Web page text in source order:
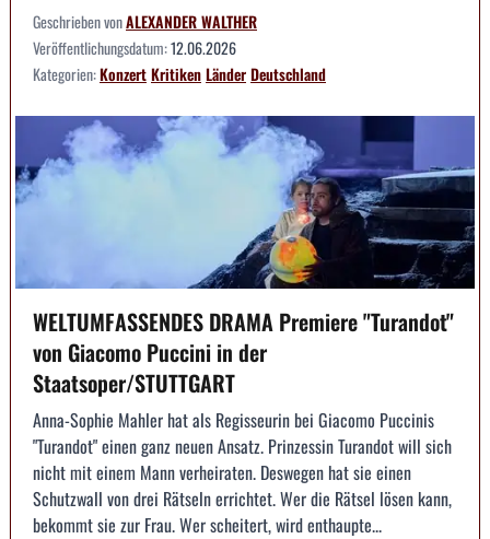
Geschrieben vonALEXANDER WALTHER
Veröffentlichungsdatum:12.06.2026
Kategorien:KonzertKritikenLänderDeutschland
WELTUMFASSENDES DRAMA Premiere "Turandot"
von Giacomo Puccini in der
Staatsoper/STUTTGART
Anna-Sophie Mahler hat als Regisseurin bei Giacomo Puccinis
"Turandot" einen ganz neuen Ansatz. Prinzessin Turandot will sich
nicht mit einem Mann verheiraten. Deswegen hat sie einen
Schutzwall von drei Rätseln errichtet. Wer die Rätsel lösen kann,
bekommt sie zur Frau. Wer scheitert, wird enthaupte...